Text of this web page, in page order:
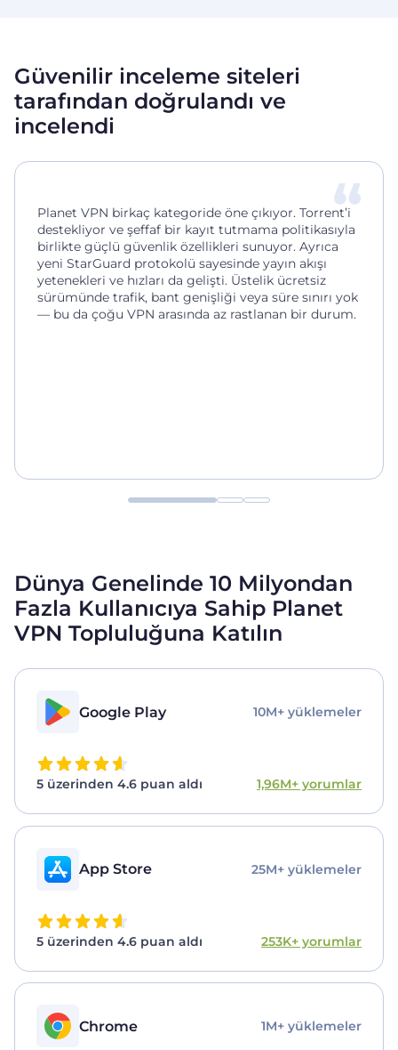
Güvenilir inceleme siteleri
tarafından doğrulandı ve
incelendi
Planet VPN birkaç kategoride öne çıkıyor. Torrent’i
destekliyor ve şeffaf bir kayıt tutmama politikasıyla
birlikte güçlü güvenlik özellikleri sunuyor. Ayrıca
yeni StarGuard protokolü sayesinde yayın akışı
yetenekleri ve hızları da gelişti. Üstelik ücretsiz
sürümünde trafik, bant genişliği veya süre sınırı yok
— bu da çoğu VPN arasında az rastlanan bir durum.
Dünya Genelinde 10 Milyondan
Fazla Kullanıcıya Sahip Planet
VPN Topluluğuna Katılın
Google Play 10M+ yüklemeler
5 üzerinden 4.6 puan aldı 1,96M+ yorumlar
App Store 25M+ yüklemeler
5 üzerinden 4.6 puan aldı 253K+ yorumlar
Chrome 1M+ yüklemeler